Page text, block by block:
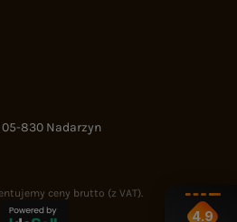
05-830 Nadarzyn
ceny brutto (z VAT).
4.9